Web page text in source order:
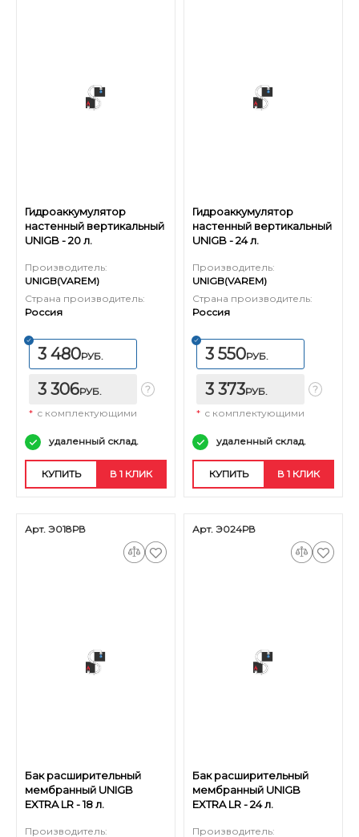
Гидроаккумулятор
настенный вертикальный
UNIGB - 20 л.
Производитель:
UNIGB(VAREM)
Страна производитель:
Россия
3 480РУБ.
3 306РУБ.
* с комплектующими
удаленный склад.
КУПИТЬ В 1 КЛИК
Гидроаккумулятор
настенный вертикальный
UNIGB - 24 л.
Производитель:
UNIGB(VAREM)
Страна производитель:
Россия
3 550РУБ.
3 373РУБ.
* с комплектующими
удаленный склад.
КУПИТЬ В 1 КЛИК
Арт. Э018РВ
Бак расширительный
мембранный UNIGB
EXTRA LR - 18 л.
Производитель:
Арт. Э024РВ
Бак расширительный
мембранный UNIGB
EXTRA LR - 24 л.
Производитель: